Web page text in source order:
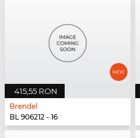
415,55 RON
Brendel
BL 906212 - 16